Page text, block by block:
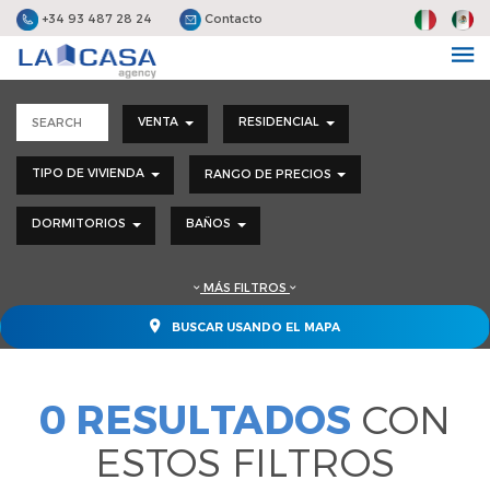
+34 93 487 28 24 Contacto
VENTA RESIDENCIAL
TIPO DE VIVIENDA RANGO DE PRECIOS
DORMITORIOS BAÑOS
MÁS FILTROS
BUSCAR USANDO EL MAPA
0 RESULTADOS CON
ESTOS FILTROS